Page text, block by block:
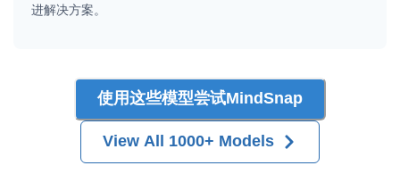
进解决方案。
使用这些模型尝试MindSnap
View All 1000+ Models